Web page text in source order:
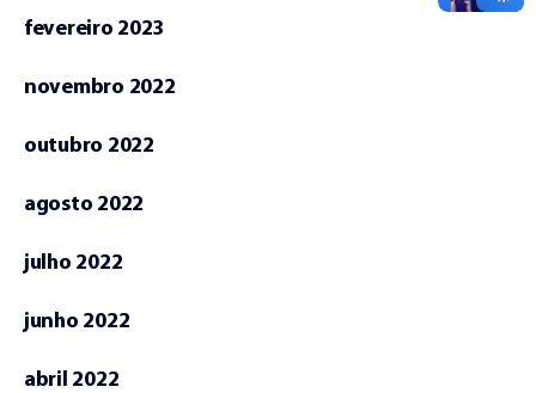
fevereiro 2023
novembro 2022
outubro 2022
agosto 2022
julho 2022
junho 2022
abril 2022